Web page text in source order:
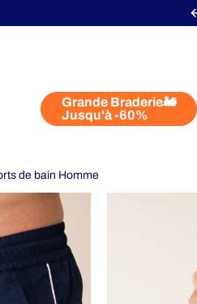
Grande Braderie🚂
Jusqu'à -60%
de bain Homme